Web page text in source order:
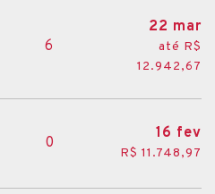
6
22 mar
até R$
12.942,67
0
16 fev
R$ 11.748,97